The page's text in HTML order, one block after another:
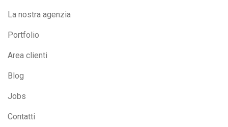
La nostra agenzia
Portfolio
Area clienti
Blog
Jobs
Contatti